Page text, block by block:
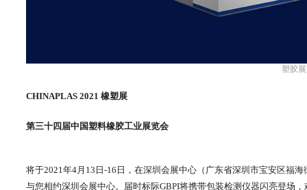
塑胶
CHINAPLAS 2021 橡塑展
第三十四届中国塑料橡胶工业展览会
将于2021年4月13日-16日，在深圳会展中心（广东省深圳市宝安区福
与您相约深圳会展中心。届时标际GBPI将携带包装检测仪器闪亮登场